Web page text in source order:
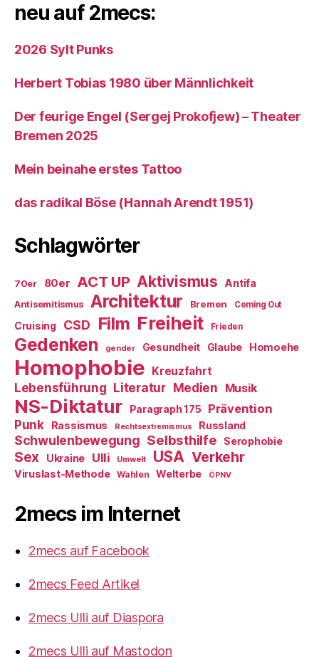
neu auf 2mecs:
2026 Sylt Punks
Herbert Tobias 1980 über Männlichkeit
Der feurige Engel (Sergej Prokofjew) – Theater
Bremen 2025
Mein beinahe erstes Tattoo
das radikal Böse (Hannah Arendt 1951)
Schlagwörter
70er 80er ACT UP Aktivismus Antifa
Antisemitismus Architektur Bremen Coming Out
Cruising CSD Film Freiheit Frieden
Gedenken gender Gesundheit Glaube Homoehe
Homophobie Kreuzfahrt
Lebensführung Literatur Medien Musik
NS-Diktatur Paragraph 175
Prävention
Punk
Rassismus Rechtsextremismus Russland
Schwulenbewegung Selbsthilfe Serophobie
Sex Ukraine Ulli Umwelt USA Verkehr
Viruslast-Methode Wahlen Welterbe ÖPNV
2mecs im Internet
2mecs auf Facebook
2mecs Feed Artikel
2mecs Ulli auf Diaspora
2mecs Ulli auf Mastodon